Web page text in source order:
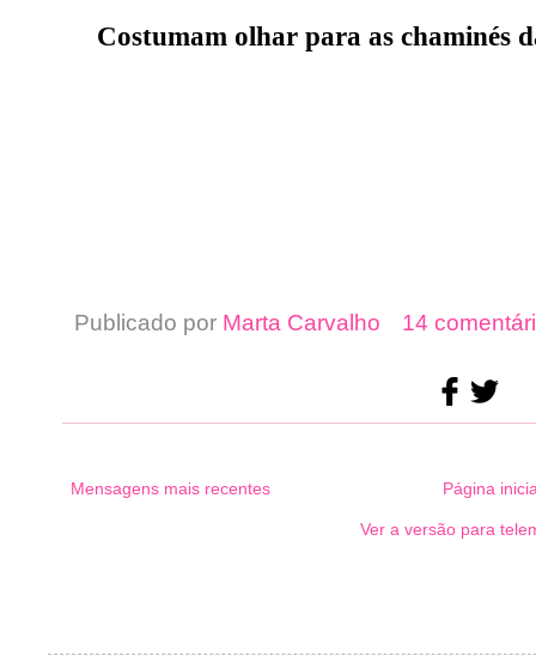
Costumam olhar para as chaminés
Publicado por Marta Carvalho 14
Mensagens mais recentes Página
Ver a versão para